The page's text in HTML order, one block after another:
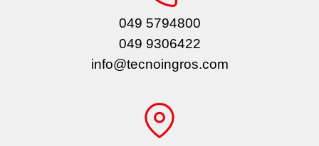
049 5794800
049 9306422
info@tecnoingros.com